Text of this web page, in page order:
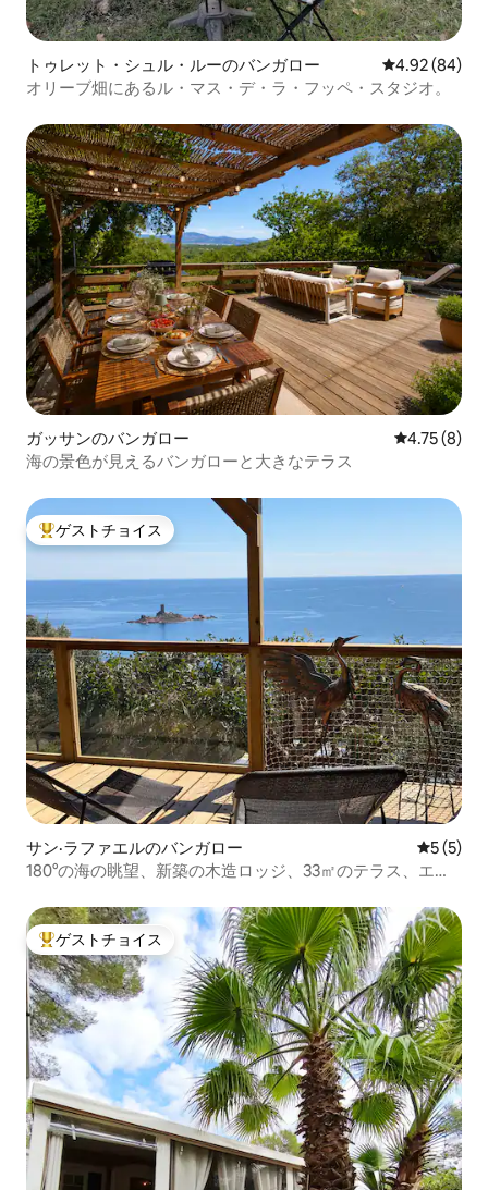
トゥレット・シュル・ルーのバンガロー レビュー84
4.92 (84)
オリーブ畑にあるル・マス・デ・ラ・フッペ・スタジオ。
ガッサンのバンガロー レビュー8
4.75 (8)
海の景色が見えるバンガローと大きなテラス
大好評のゲストチョイスです。
ゲストチョイス
サン·ラファエルのバンガロー レビュー
5 (5)
180°の海の眺望、新築の木造ロッジ、33㎡のテラス、エス
大好評のゲストチョイスです。
ゲストチョイス